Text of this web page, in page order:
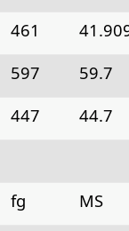
461
597
59.7
447 44.7
fg
MS